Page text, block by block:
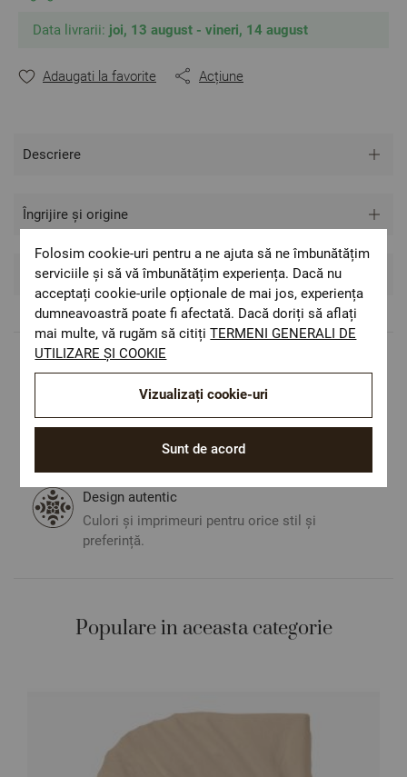
Data livrarii: joi, 13 august - vineri, 14 august
Adaugati la favorite Acțiune
Descriere
Îngrijire și origine
Recenzii si Comentarii
Livrare rapida
Costul de livrare este 19.60 lei pe teritoriul
României.
Materiale textile care sunt sigure pentru
sănătatea dumneavoastră.
Design autentic
Culori și imprimeuri pentru orice stil și
preferință.
Populare in aceasta categorie
Folosim cookie-uri pentru a ne ajuta să ne îmbunătățim
serviciile și să vă îmbunătățim experiența. Dacă nu
acceptați cookie-urile opționale de mai jos, experiența
dumneavoastră poate fi afectată. Dacă doriți să aflați
mai multe, vă rugăm să citițiTERMENI GENERALI DE
UTILIZARE ȘI COOKIE
Sunt de acord
Vizualizați cookie-uri